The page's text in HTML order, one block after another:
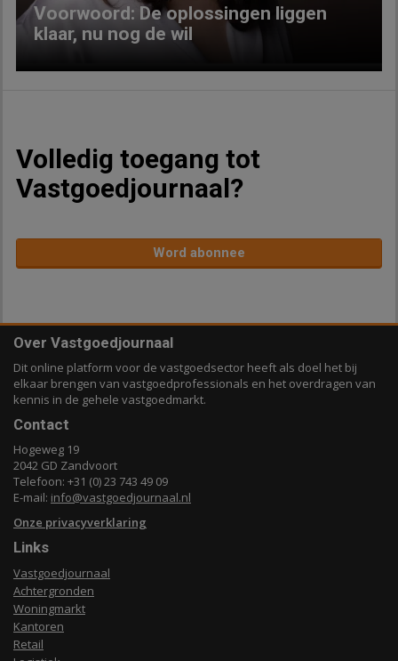
Voorwoord: De oplossingen liggen
klaar, nu nog de wil
Volledig toegang tot
Vastgoedjournaal?
Word abonnee
Over Vastgoedjournaal
Dit online platform voor de vastgoedsector heeft als doel het bij
elkaar brengen van vastgoedprofessionals en het overdragen van
kennis in de gehele vastgoedmarkt.
Contact
Hogeweg 19
2042 GD Zandvoort
Telefoon: +31 (0) 23 743 49 09
E-mail: info@vastgoedjournaal.nl
Onze privacyverklaring
Links
Vastgoedjournaal
Achtergronden
Woningmarkt
Kantoren
Retail